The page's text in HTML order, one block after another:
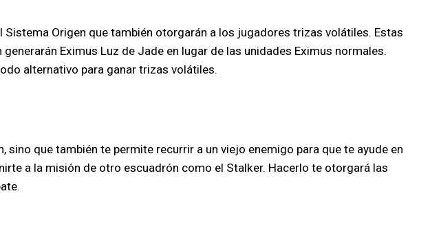
Origen que también otorgarán a los jugadores trizas volátiles. Estas
Eximus Luz de Jade en lugar de las unidades Eximus normales.
alternativo para ganar trizas volátiles.
que también te permite recurrir a un viejo enemigo para que te ayude en
a la misión de otro escuadrón como el Stalker. Hacerlo te otorgará las